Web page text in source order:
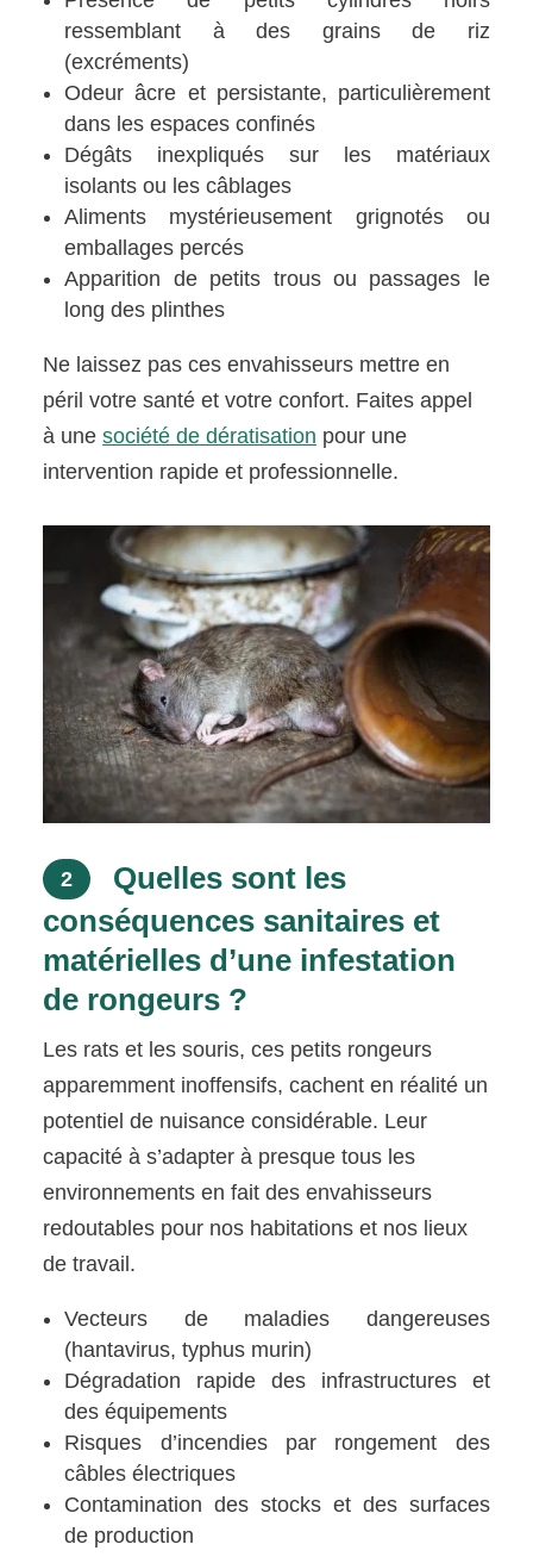
ressemblant à des grains de riz
(excréments)
Odeur âcre et persistante, particulièrement
dans les espaces confinés
Dégâts inexpliqués sur les matériaux
isolants ou les câblages
Aliments mystérieusement grignotés ou
emballages percés
Apparition de petits trous ou passages le
long des plinthes
Ne laissez pas ces envahisseurs mettre en
péril votre santé et votre confort. Faites appel
à unesociété de dératisation pour une
intervention rapide et professionnelle.
2
Quelles sont les
conséquences sanitaires et
matérielles d’une infestation
de rongeurs ?
Les rats et les souris, ces petits rongeurs
apparemment inoffensifs, cachent en réalité un
potentiel de nuisance considérable. Leur
capacité à s’adapter à presque tous les
environnements en fait des envahisseurs
redoutables pour nos habitations et nos lieux
de travail.
Vecteurs de maladies dangereuses
(hantavirus, typhus murin)
Dégradation rapide des infrastructures et
des équipements
Risques d’incendies par rongement des
câbles électriques
Contamination des stocks et des surfaces
de production